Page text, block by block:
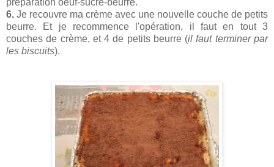
6. Je recouvre ma crème avec une nouvelle couche de petits
beurre. Et je recommence l'opération, il faut en tout 3
couches de crème, et 4 de petits beurre (il faut terminer par
les biscuits).